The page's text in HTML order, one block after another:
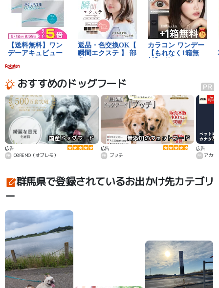
おすすめのドッグフード
国産ドッグフード
広告
OBREMO（オブレモ）
無添加のウェットフード
広告
ブッチ
カ
広告
アカ
群馬県で登録されているお出かけ先カテゴリ
ー